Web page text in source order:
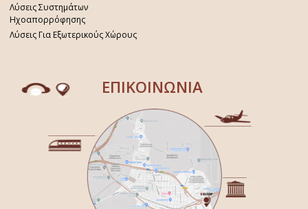
Λύσεις Συστημάτων
Ηχοαπορρόφησης
Λύσεις Για Εξωτερικούς Χώρους
ΕΠΙΚΟΙΝΩΝΙΑ